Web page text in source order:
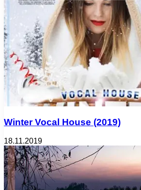
Winter Vocal House (2019)
18.11.2019